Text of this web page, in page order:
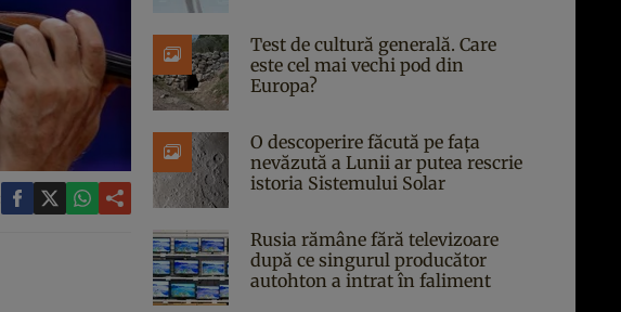
Test de cultură generală. Care
este cel mai vechi pod din
Europa?
O descoperire făcută pe fața
nevăzută a Lunii ar putea rescrie
istoria Sistemului Solar
Rusia rămâne fără televizoare
după ce singurul producător
autohton a intrat în faliment